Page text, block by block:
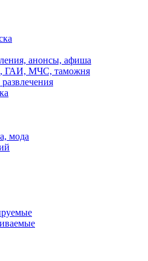
анонсы, афиша
ГАИ, МЧС, таможня
мода